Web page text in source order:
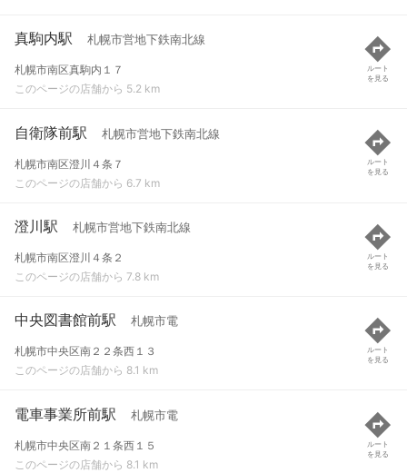
真駒内駅 札幌市営地下鉄南北線
札幌市南区真駒内１７
このページの店舗から 5.2 km
ルート
を見る
自衛隊前駅 札幌市営地下鉄南北線
札幌市南区澄川４条７
このページの店舗から 6.7 km
ルート
を見る
澄川駅 札幌市営地下鉄南北線
札幌市南区澄川４条２
このページの店舗から 7.8 km
ルート
を見る
中央図書館前駅 札幌市電
札幌市中央区南２２条西１３
このページの店舗から 8.1 km
ルート
を見る
電車事業所前駅 札幌市電
札幌市中央区南２１条西１５
このページの店舗から 8.1 km
ルート
を見る